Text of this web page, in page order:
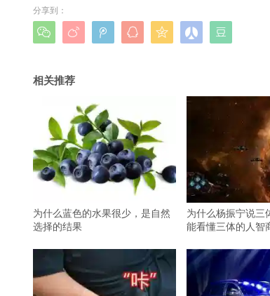
分享到：
      
相关推荐
为什么蓝色的水果很少，是自然
选择的结果
为什么杨振宁说三
能看懂三体的人智